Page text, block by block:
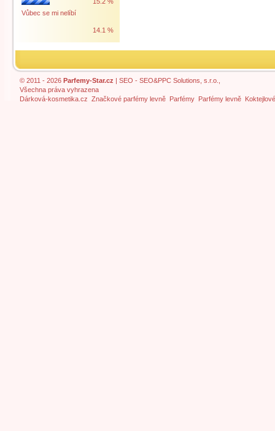
Vůbec se mi nelíbí
14.1 %
© 2011 - 2026 Parfemy-Star.cz | SEO - SEO&PPC Solutions, s.r.o.,
Všechna práva vyhrazena
Dárková-kosmetika.cz Značkové parfémy levně Parfémy Parfémy levně